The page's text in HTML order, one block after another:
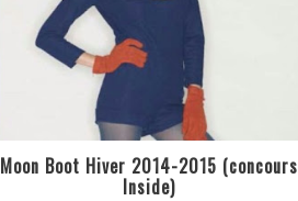
Moon Boot Hiver 2014-2015 (concours
Inside)